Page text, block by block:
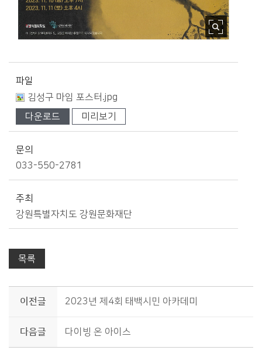
파일
김성구 마임 포스터.jpg
다운로드
미리보기
문의
033-550-2781
주최
강원특별자치도 강원문화재단
목록
이전글 2023년 제4회 태백시민 아카데미
다음글 다이빙 온 아이스